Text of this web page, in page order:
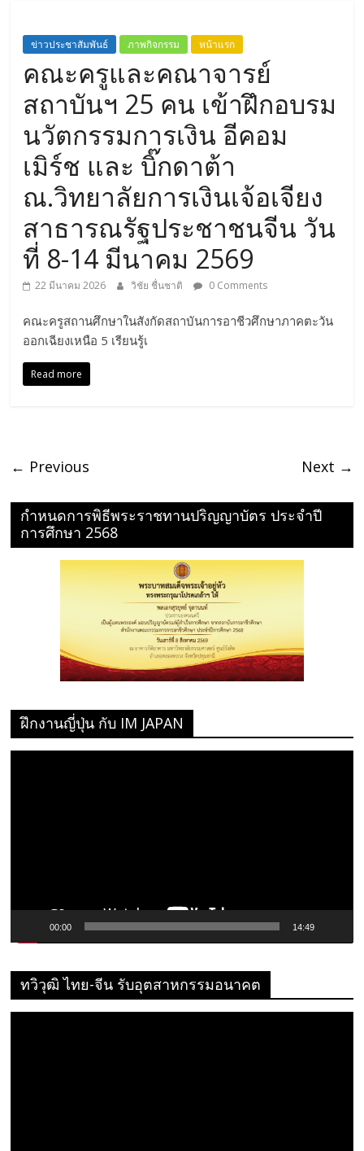
ข่าวประชาสัมพันธ์ ภาพกิจกรรม หน้าแรก
คณะครูและคณาจารย์
สถาบันฯ 25 คน เข้าฝึกอบรม
นวัตกรรมการเงิน อีคอม
เมิร์ช และ บิ๊กดาต้า
ณ.วิทยาลัยการเงินเจ้อเจียง
สาธารณรัฐประชาชนจีน วัน
ที่ 8-14 มีนาคม 2569
22 มีนาคม 2026 วิชัย ชื่นชาติ 0 Comments
คณะครูสถานศึกษาในสังกัดสถาบันการอาชีวศึกษาภาคตะวัน
ออกเฉียงเหนือ 5 เรียนรู้เ
Read more
← Previous Next →
กำหนดการพิธีพระราชทานปริญญาบัตร ประจำปี
การศึกษา 2568
ฝึกงานญี่ปุ่น กับ IM JAPAN
00:00 14:49
ทวิวุฒิ ไทย-จีน รับอุตสาหกรรมอนาคต